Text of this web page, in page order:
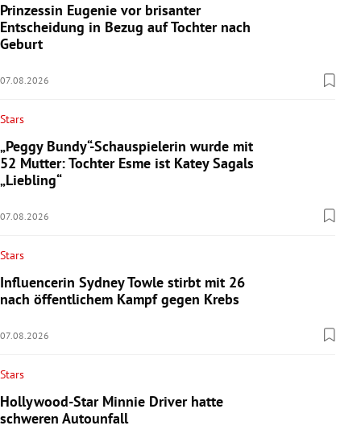
Prinzessin Eugenie vor brisanter
Entscheidung in Bezug auf Tochter nach
Geburt
07.08.2026
Stars
„Peggy Bundy“-Schauspielerin wurde mit
52 Mutter: Tochter Esme ist Katey Sagals
„Liebling“
07.08.2026
Stars
Influencerin Sydney Towle stirbt mit 26
nach öffentlichem Kampf gegen Krebs
07.08.2026
Stars
Hollywood-Star Minnie Driver hatte
schweren Autounfall